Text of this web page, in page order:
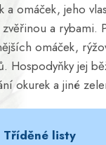
a omáček, jeho
zvěřinou a rybami.
omáček,
Hospodyňky jej
okurek a jiné
Tříděné listy